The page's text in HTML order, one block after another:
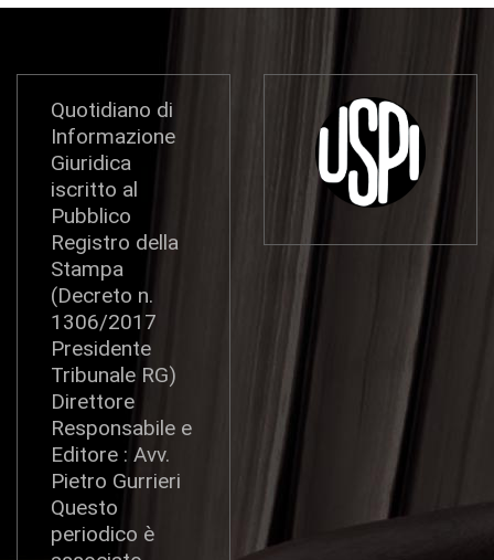
Quotidiano di
Informazione
Giuridica
iscritto al
Pubblico
Registro della
Stampa
(Decreto n.
1306/2017
Presidente
Tribunale RG)
Direttore
Responsabile e
Editore : Avv.
Pietro Gurrieri
Questo
periodico è